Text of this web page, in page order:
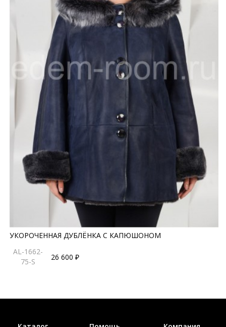
УКОРОЧЕННАЯ ДУБЛЁНКА С КАПЮШОНОМ
AL-1662-
75-S
26 600 ₽